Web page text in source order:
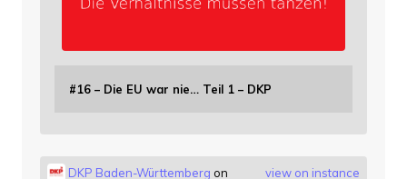
#16 – Die EU war nie… Teil 1 – DKP
view on instance
DKP Baden-Württemberg on